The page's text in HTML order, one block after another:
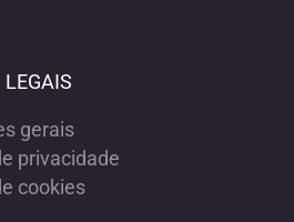
LEGAIS
gerais
privacidade
cookies